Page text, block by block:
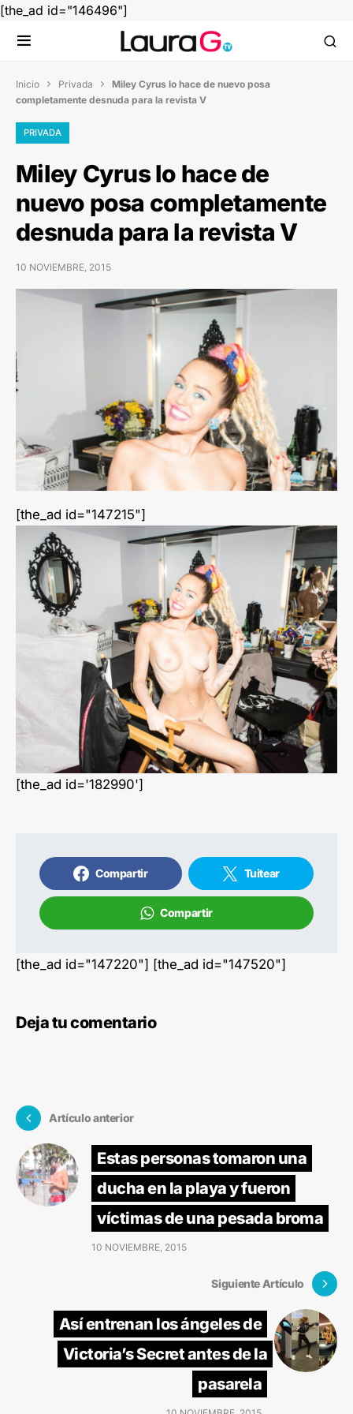
[the_ad id="146496"]
Inicio  Privada  Miley Cyrus lo hace de nuevo posa
completamente desnuda para la revista V
PRIVADA
Miley Cyrus lo hace de
nuevo posa completamente
desnuda para la revista V
10 NOVIEMBRE, 2015
[the_ad id="147215"]
[the_ad id='182990']
Compartir Tuitear
Compartir
[the_ad id="147220"] [the_ad id="147520"]
Deja tu comentario
Artículo anterior
Estas personas tomaron una
ducha en la playa y fueron
víctimas de una pesada broma
10 NOVIEMBRE, 2015
Siguiente Artículo
Así entrenan los ángeles de
Victoria’s Secret antes de la
pasarela